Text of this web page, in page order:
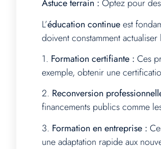
Astuce terrain : Optez pour
L’éducation continueest
doivent constamment
1. Formation certifiante : Ces
exemple, obtenir une
2. Reconversion
financements publics comme
3. Formation en entreprise :
une adaptation rapide aux